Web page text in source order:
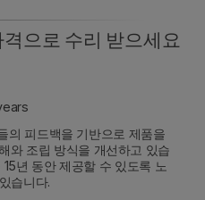
으로 수리 받으세요
의 피드백을 기반으로 제품을
와 조립 방식을 개선하고 있습
년 동안 제공할 수 있도록 노
습니다.